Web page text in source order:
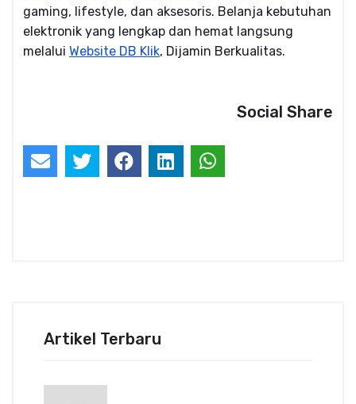
gaming, lifestyle, dan aksesoris. Belanja kebutuhan
elektronik yang lengkap dan hemat langsung
melalui Website DB Klik, Dijamin Berkualitas.
Social Share
Artikel Terbaru